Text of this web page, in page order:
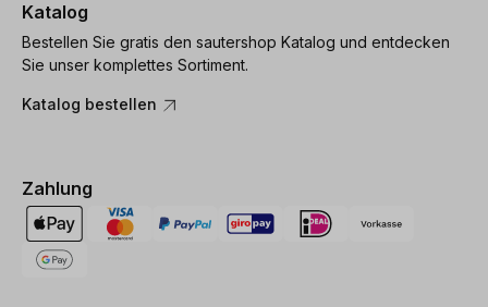
Katalog
Bestellen Sie gratis den sautershop Katalog und entdecken
Sie unser komplettes Sortiment.
Katalog bestellen
Zahlung